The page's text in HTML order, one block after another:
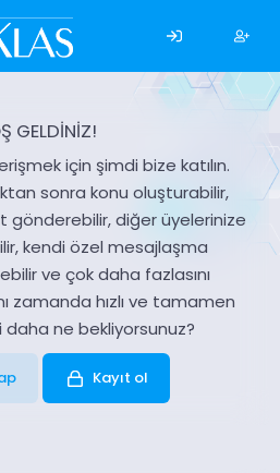
GELDİNİZ!
için şimdi bize katılın.
sonra konu oluşturabilir,
gönderebilir, diğer üyelerinize
kendi özel mesajlaşma
ve çok daha fazlasını
zamanda hızlı ve tamamen
ne bekliyorsunuz?
Kayıt ol